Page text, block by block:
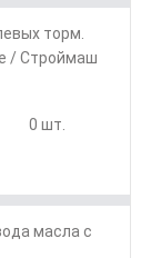
торм.
/ Строймаш
0 шт.
масла с